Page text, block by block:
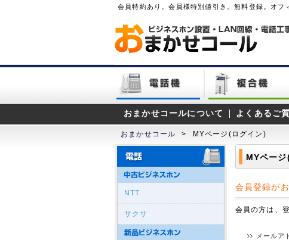
会員特約あり。会員様特別値引き。無料登録。オフ
おまかせコールについて よくあるご
おまかせコール > MYページ(ログイン)
NTT
サクサ
MYペー
会員登録が
会員の方は、
メールア